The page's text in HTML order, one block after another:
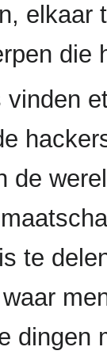
elkaar
die
vinden
de
te
dingen